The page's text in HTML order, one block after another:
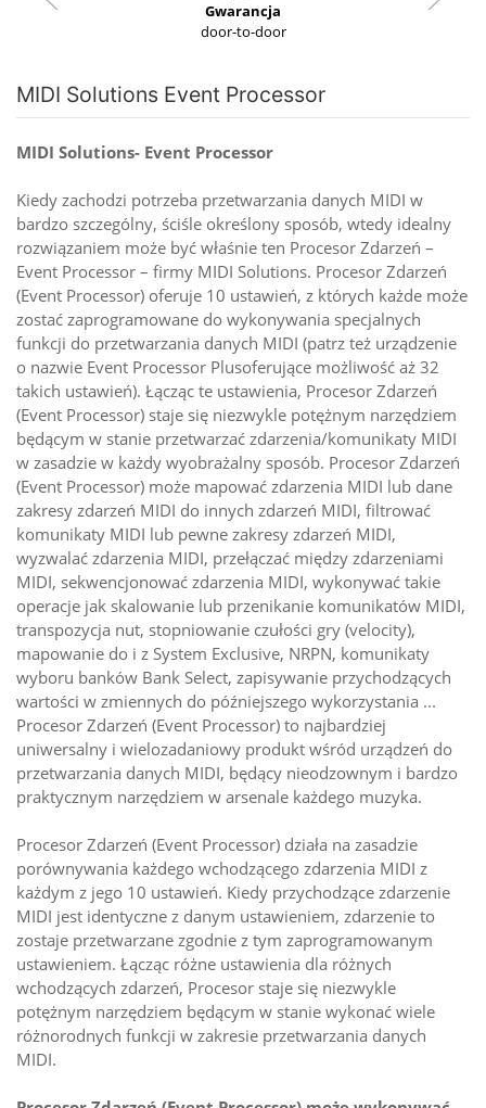
Gwarancja
door-to-door
MIDI Solutions Event Processor
MIDI Solutions- Event Processor
Kiedy zachodzi potrzeba przetwarzania danych MIDI w
bardzo szczególny, ściśle określony sposób, wtedy idealny
rozwiązaniem może być właśnie ten Procesor Zdarzeń –
Event Processor – firmy MIDI Solutions. Procesor Zdarzeń
(Event Processor) oferuje 10 ustawień, z których każde może
zostać zaprogramowane do wykonywania specjalnych
funkcji do przetwarzania danych MIDI (patrz też urządzenie
o nazwie Event Processor Plusoferujące możliwość aż 32
takich ustawień). Łącząc te ustawienia, Procesor Zdarzeń
(Event Processor) staje się niezwykle potężnym narzędziem
będącym w stanie przetwarzać zdarzenia/komunikaty MIDI
w zasadzie w każdy wyobrażalny sposób. Procesor Zdarzeń
(Event Processor) może mapować zdarzenia MIDI lub dane
zakresy zdarzeń MIDI do innych zdarzeń MIDI, filtrować
komunikaty MIDI lub pewne zakresy zdarzeń MIDI,
wyzwalać zdarzenia MIDI, przełączać między zdarzeniami
MIDI, sekwencjonować zdarzenia MIDI, wykonywać takie
operacje jak skalowanie lub przenikanie komunikatów MIDI,
transpozycja nut, stopniowanie czułości gry (velocity),
mapowanie do i z System Exclusive, NRPN, komunikaty
wyboru banków Bank Select, zapisywanie przychodzących
wartości w zmiennych do późniejszego wykorzystania ...
Procesor Zdarzeń (Event Processor) to najbardziej
uniwersalny i wielozadaniowy produkt wśród urządzeń do
przetwarzania danych MIDI, będący nieodzownym i bardzo
praktycznym narzędziem w arsenale każdego muzyka.
Procesor Zdarzeń (Event Processor) działa na zasadzie
porównywania każdego wchodzącego zdarzenia MIDI z
każdym z jego 10 ustawień. Kiedy przychodzące zdarzenie
MIDI jest identyczne z danym ustawieniem, zdarzenie to
zostaje przetwarzane zgodnie z tym zaprogramowanym
ustawieniem. Łącząc różne ustawienia dla różnych
wchodzących zdarzeń, Procesor staje się niezwykle
potężnym narzędziem będącym w stanie wykonać wiele
różnorodnych funkcji w zakresie przetwarzania danych
MIDI.